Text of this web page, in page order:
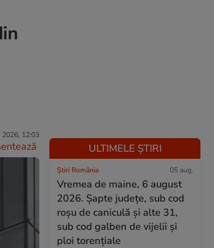
2026, 12:03
ULTIMELE ȘTIRI
Știri România 05 aug.
Vremea de maine, 6 august
2026. Șapte județe, sub cod
roșu de caniculă și alte 31,
sub cod galben de vijelii și
ploi torențiale